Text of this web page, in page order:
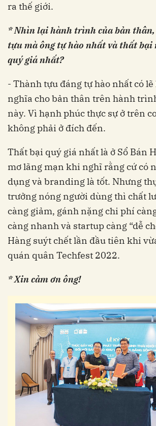
ra thế giới.
* Nhìn lại hành trình của bản
tựu mà ông tự hào nhất và thất bại
quý giá nhất?
- Thành tựu đáng tự hào nhất có
nghĩa cho bản thân trên hành
này. Vì hạnh phúc thực sự ở trên
không phải ở đích đến.
Thất bại quý giá nhất là ở Sổ Bán
mơ lãng mạn khi nghĩ rằng cứ có
dụng và branding là tốt. Nhưng
trưởng nóng người dùng thì chất
càng giảm, gánh nặng chi phí
càng nhanh và startup càng “dễ
Hàng suýt chết lần đầu tiên khi
quán quân Techfest 2022.
* Xin cảm ơn ông!